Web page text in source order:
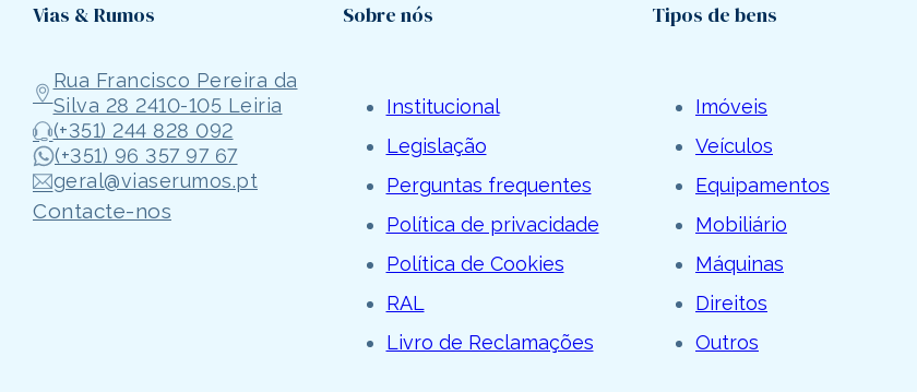
Vias & Rumos
Rua Francisco Pereira da
Silva 28 2410-105 Leiria
(+351) 244 828 092
(+351) 96 357 97 67
geral@viaserumos.pt
Contacte-nos
Sobre nós
Institucional
Legislação
Perguntas frequentes
Política de privacidade
Política de Cookies
RAL
Livro de Reclamações
Tipos de bens
Imóveis
Veículos
Equipamentos
Mobiliário
Máquinas
Direitos
Outros